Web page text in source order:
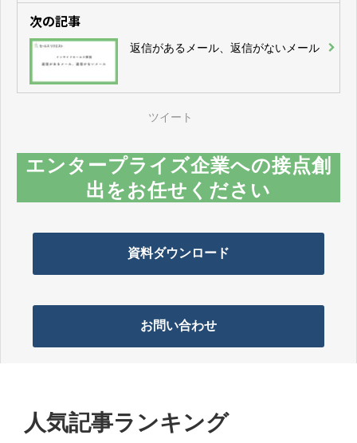
次の記事
返信があるメール、返信がないメール
ツイート
エンタープライズ企業への接点創
出をお任せください
資料ダウンロード
お問い合わせ
人気記事ランキング